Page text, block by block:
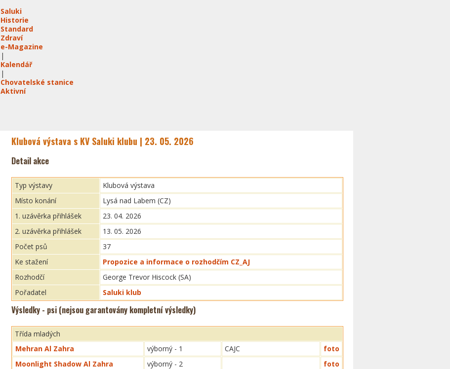
Saluki
Historie
Standard
Zdraví
e-Magazine
|
Kalendář
|
Chovatelské stanice
Aktivní
Klubová výstava s KV Saluki klubu | 23. 05. 2026
Detail akce
Typ výstavy
Klubová výstava
Místo konání
Lysá nad Labem (CZ)
1. uzávěrka přihlášek
23. 04. 2026
2. uzávěrka přihlášek
13. 05. 2026
Počet psů
37
Ke stažení
Propozice a informace o rozhodčím CZ_AJ
Rozhodčí
George Trevor Hiscock (SA)
Pořadatel
Saluki klub
Výsledky - psi (nejsou garantovány kompletní výsledky)
Třída mladých
Mehran Al Zahra
výborný - 1 CAJC
foto
Moonlight Shadow Al Zahra
výborný - 2
foto